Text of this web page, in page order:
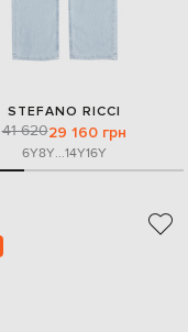
STEFANO RICCI
41 62029 160 грн
6Y8Y...14Y16Y